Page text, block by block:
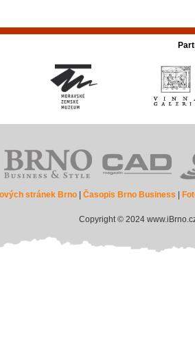
stránek Brno |Časopis Brno Business
Copyright © 2024